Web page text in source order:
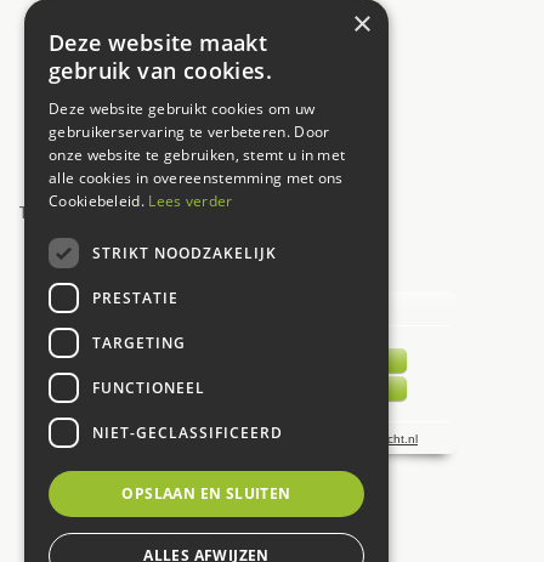
09:30 - 17:30
Donderdag
Zaterdag 09:00 - 17:00
Zondag
12:00 - 17:00
Toon alle openingstijden
UW MENING TELT!
×
Deze website maakt
gebruik van cookies.
Deze website gebruikt cookies om uw
gebruikerservaring te verbeteren. Door
onze website te gebruiken, stemt u in met
alle cookies in overeenstemming met ons
Cookiebeleid. Lees verder
STRIKT NOODZAKELIJK
PRESTATIE
TARGETING
FUNCTIONEEL
NIET-GECLASSIFICEERD
OPSLAAN EN SLUITEN
ALLES AFWIJZEN